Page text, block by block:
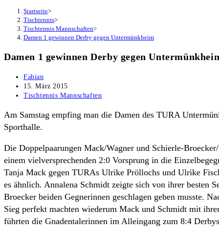
Startseite>
Tischtennis>
Tischtennis Mannschaften>
Damen 1 gewinnen Derby gegen Untermünkheim
Damen 1 gewinnen Derby gegen
Beitrags-
Autor:
Fabian
Beitrag
veröffentlicht:
15. März 2015
Beitrags-
Tischtennis Mannschaften
Am Samstag empfing man die Damen des TURA
Sporthalle.
Die Doppelpaarungen Mack/Wagner und Schierle-
einem vielversprechenden 2:0 Vorsprung in die
Tanja Mack gegen TURAs Ulrike Pröllochs und Ulrike
es ähnlich. Annalena Schmidt zeigte sich von ihrer besten
Broecker beiden Gegnerinnen geschlagen geben musste.
Sieg perfekt machten wiederum Mack und Schmidt mit
führten die Gnadentalerinnen im Alleingang zum 8:4